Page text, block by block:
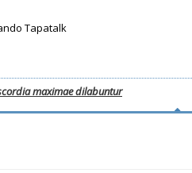
Tapatalk
maximae dilabuntur